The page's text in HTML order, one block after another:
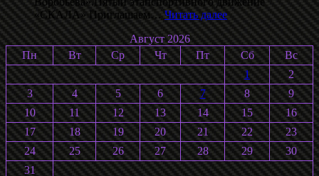
«СКАЛА» Приглашаем…Читать далее:
Даблполлинг
на
лыжероллерах
памяти
С.
Воробьёва
2026
Август 2026
Пн
Вт Ср Чт Пт Сб
Вс
1
2
3
4 5 6 7 8
9
10
11 12 13 14 15
16
17
18 19 20 21 22
23
24
25 26 27 28 29
30
31